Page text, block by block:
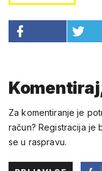
Za komentiranje je
račun? Registracija je
se u raspravu.